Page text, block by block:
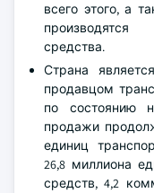
всего этого, а
производятся
средства.
Страна
продавцом
по состоянию
продажи
единиц
26,8 миллиона
средств, 4,2